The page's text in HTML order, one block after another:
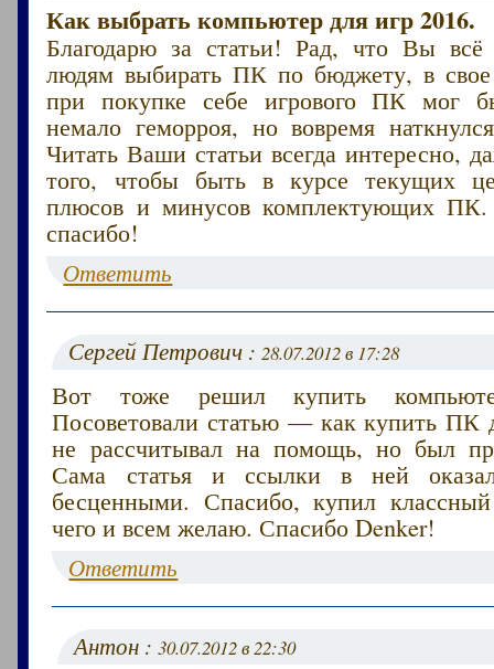
Как выбрать компьютер для игр 2016.
Благодарю за статьи! Рад, что Вы всё
людям выбирать ПК по бюджету, в
при покупке себе игрового ПК мог
немало геморроя, но вовремя
Читать Ваши статьи всегда интересно,
того, чтобы быть в курсе текущих
плюсов и минусов комплектующих
спасибо!
Ответить
Сергей Петрович :28.07.2012 в 17:28
Вот тоже решил купить
Посоветовали статью — как купить ПК
не рассчитывал на помощь, но был
Сама статья и ссылки в ней
бесценными. Спасибо, купил
чего и всем желаю. Спасибо Denker!
Ответить
Антон :30.07.2012 в 22:30